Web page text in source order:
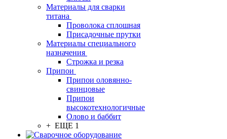
Материалы для сварки
титана
Проволока сплошная
Присадочные прутки
Материалы специального
назначения
Строжка и резка
Припои
Припои оловянно-
свинцовые
Припои
высокотехнологичные
Олово и баббит
+ ЕЩЕ 1